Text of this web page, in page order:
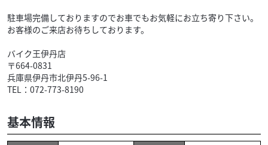
駐車場完備しておりますのでお車でもお気軽にお立ち寄り下さい。
お客様のご来店お待ちしております。
バイク王伊丹店
〒664-0831
兵庫県伊丹市北伊丹5-96-1
TEL：072-773-8190
基本情報